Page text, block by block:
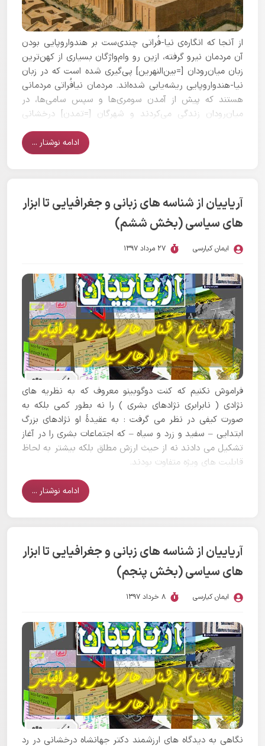
از آنجا که انگاره‌ی نیا-فُراتی چندی‌ست بر هندواروپایی بودن
آن‌ مردمان نیرو گرفته، ازین رو وام‌واژگان بسیاری از کهن‌ترین
زبان میان‌رودان [=بین‌النهرین] پی‌گیری شده است که در زبان
نیا-هندواروپایی ریشه‌یابی شده‌اند. مردمان نیافُراتی مردمانی
هستند که پیش از آمدن سومری‌ها و سپس سامی‌ها، در
میان‌رودان زندگی می‌کردند و شهرگان [=تمدن] درخشانی
ادامه نوشتار ...
آریاییان از شناسه های زبانی و جغرافیایی تا ابزار
های سیاسی (بخش ششم)
ایمان کیارسی 27 مرداد 1397
فراموش نکنیم که کنت دوگوبینو معروف که به نظریه های
نژادی ( نابرابری نژادهای بشری ) را نه بطور کمی بلکه به
صورت کیفی در نظر می گرفت : به عقیدۀ او نژادهای بزرگ
ابتدایی – سفید و زرد و سیاه – که اجتماعات بشری را در آغاز
تشکیل می دادند نه از حیث ارزش مطلق بلکه بیشتر به لحاظ
قابلیت های ویژه متفاوت بودند.
ادامه نوشتار ...
آریاییان از شناسه های زبانی و جغرافیایی تا ابزار
های سیاسی (بخش پنجم)
ایمان کیارسی 8 خرداد 1397
نگاهی به دیدگاه های ارزشمند دکتر جهانشاه درخشانی در رد